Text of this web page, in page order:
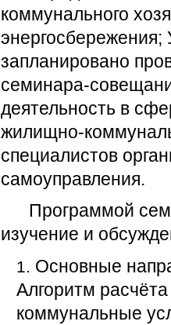
коммунального
запланировано
семинара-
деятельность в
жилищно-
специалистов
самоуправления.
Программой
изучение и
Основные
Алгоритм
коммунальные